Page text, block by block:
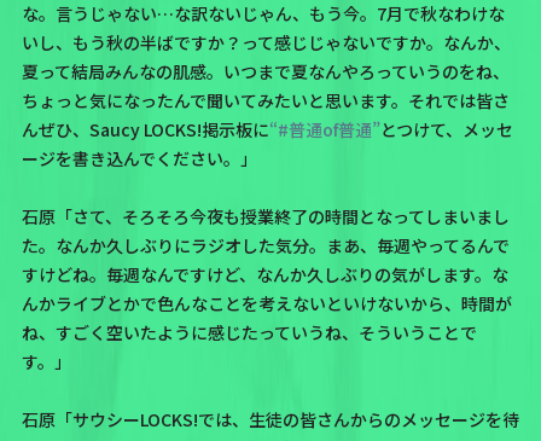
な。言うじゃない…な訳ないじゃん、もう今。7月で秋なわけな
いし、もう秋の半ばですか？って感じじゃないですか。なんか、
夏って結局みんなの肌感。いつまで夏なんやろっていうのをね、
ちょっと気になったんで聞いてみたいと思います。それでは皆さ
んぜひ、 Saucy LOCKS!掲示板に“#普通of普通”とつけて、メッセ
ージを書き込んでください。」
石原「さて、そろそろ今夜も授業終了の時間となってしまいまし
た。なんか久しぶりにラジオした気分。まあ、毎週やってるんで
すけどね。毎週なんですけど、なんか久しぶりの気がします。な
んかライブとかで色んなことを考えないといけないから、時間が
ね、すごく空いたように感じたっていうね、そういうことで
す。」
石原「サウシーLOCKS!では、生徒の皆さんからのメッセージを待